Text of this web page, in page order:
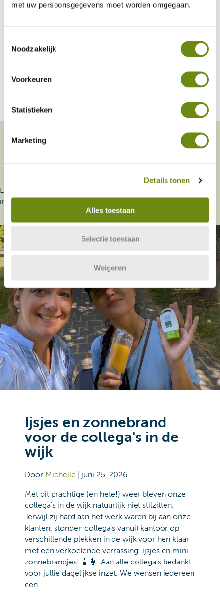
met uw persoonsgegevens moet worden omgegaan.
Noodzakelijk
Voorkeuren
Statistieken
Marketing
Details tonen
Alles toestaan
Selectie toestaan
Weigeren
Nieuws & verhalen
De laatste ontwikkelingen
in Evita Zorg
Het leerwerktraject
Verzorgende IG is van
DoorMichelle | juni 22, 2026
Afgelopen week vond de kick-off plaats van een
nieuwe groep leerlingen die is gestart met de
foto zijn de leerlingen en hun docent te zien.
Na een versneld voortraject zetten zij een
mooie stap in hun professionele ontwikkeling.
Via de Evita Academie bieden we medewerkers
de mogelijkheid om leren en...